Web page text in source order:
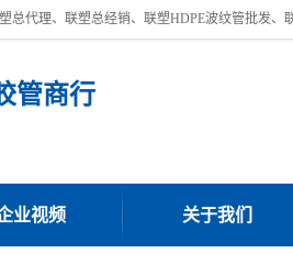
管商行
业视频 关于我们